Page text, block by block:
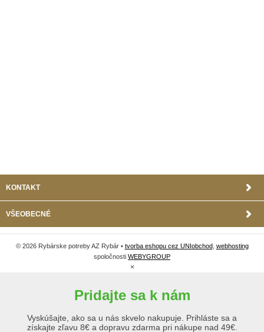
KONTAKT
VŠEOBECNÉ
© 2026 Rybárske potreby AZ Rybár • tvorba eshopu cez UNIobchod, webhosting
spoločnosti WEBYGROUP
×
Pridajte sa k nám
Vyskúšajte, ako sa u nás skvelo nakupuje. Prihláste sa a
získajte zľavu 8€ a dopravu zdarma pri nákupe nad 49€.